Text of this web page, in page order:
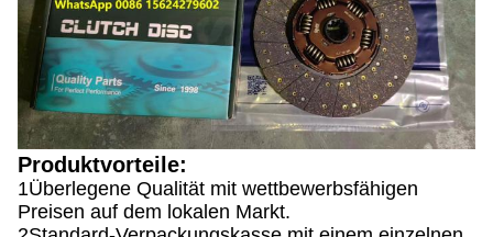
Produktvorteile:
1Überlegene Qualität mit wettbewerbsfähigen
Preisen auf dem lokalen Markt.